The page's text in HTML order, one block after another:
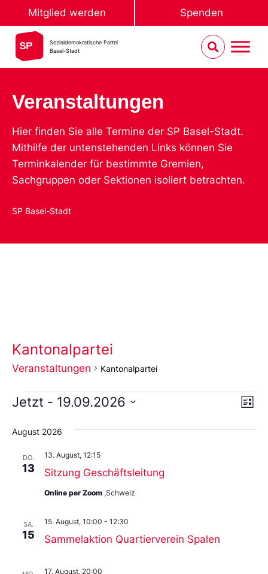
Mitglied werden Spenden
Sozialdemokratische Partei
Basel-Stadt
Veranstaltungen
Hier finden Sie alle Termine der SP Basel-Stadt.
Mithilfe der untenstehenden Links können Sie
Terminkalender für bestimmte Gremien,
Sachgruppen oder Sektionen isoliert betrachten.
SP Basel-Stadt
Kantonalpartei
Veranstaltungen Kantonalpartei
Liste
Jetzt - 19.09.2026
Sie
das
aus.
August 2026
DO.
13 Sitzung Geschäftsleitung
13. August, 12:15
Online per Zoom ,Schweiz
SA.
15 Sammelaktion Quartierverein Spalen
15. August, 10:00 - 12:30
17. August, 20:00